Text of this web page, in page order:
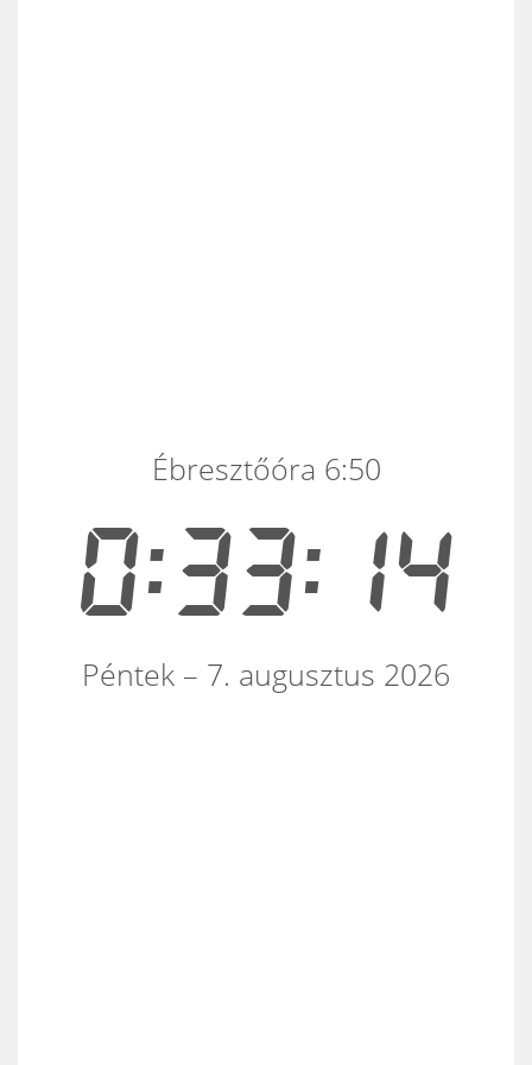
0:33:14
Ébresztőóra 6:50
Péntek – 7. augusztus 2026